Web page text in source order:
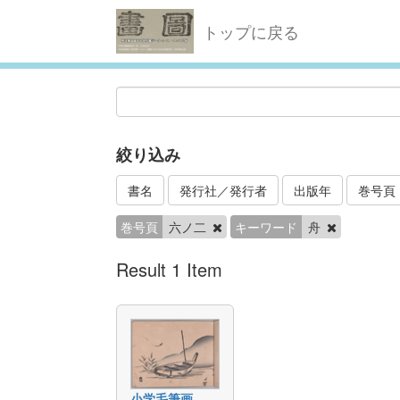
トップに戻る
絞り込み
書名 発行社／発行者 出版年 巻号頁
巻号頁 六ノ二 キーワード 舟
Result 1 Item